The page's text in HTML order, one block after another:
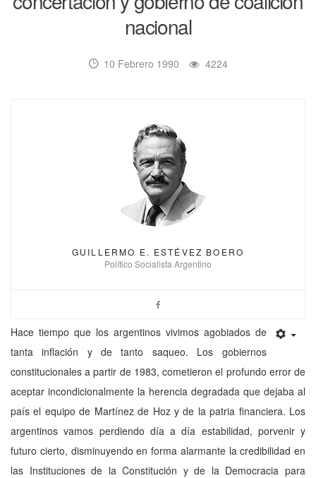
nacional
10 Febrero 1990 4224
GUILLERMO E. ESTÉVEZ BOERO
Político Socialista Argentino
Hace tiempo que los argentinos vivimos agobiados de
tanta inflación y de tanto saqueo. Los gobiernos
constitucionales a partir de 1983, cometie­ron el profundo error de
aceptar incondicionalmente la herencia degradada que dejaba al
país el equipo de Martínez de Hoz y de la patria financiera. Los
argentinos vamos perdiendo día a día estabilidad, porvenir y
futuro cierto, disminuyendo en forma alarmante la credibilidad en
las Institucio­nes de la Constitución y de la Democracia para